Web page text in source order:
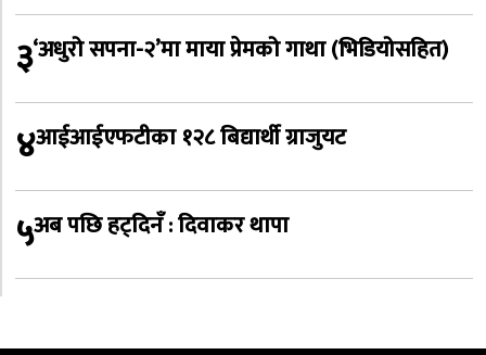
३‘अधुरो सपना-२’मा माया प्रेमको गाथा (भिडियोसहित)
४आईआईएफटीका १२८ बिद्यार्थी ग्राजुयट
५अब पछि हट्दिनँ : दिवाकर थापा